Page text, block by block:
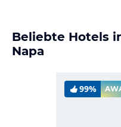
Beliebte Hotels
Napa
99%